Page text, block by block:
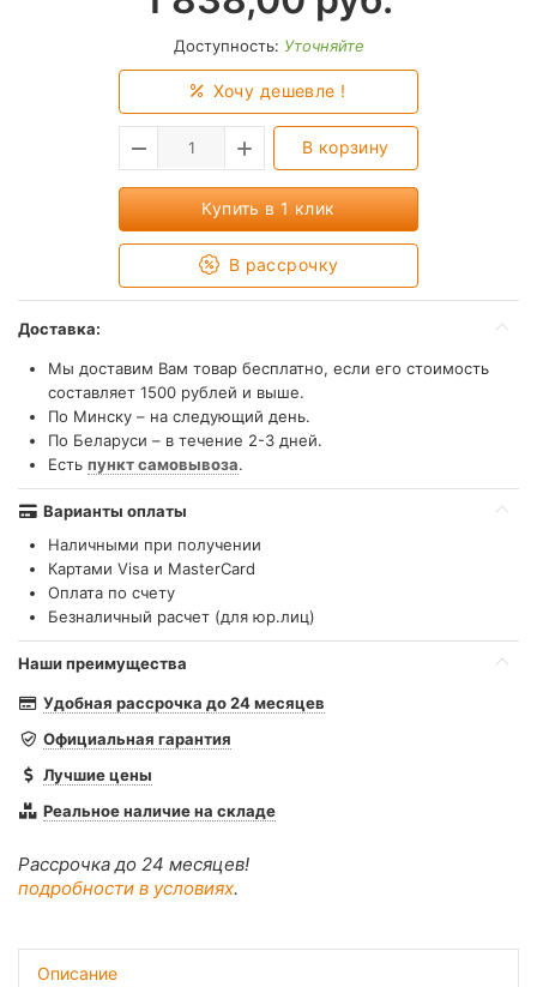
Доступность: Уточняйте
Хочу дешевле !
В корзину
Купить в 1 клик
В рассрочку
Доставка:
Мы доставим Вам товар бесплатно, если его стоимость
составляет 1500 рублей и выше.
По Минску – на следующий день.
По Беларуси – в течение 2-3 дней.
Есть пункт самовывоза.
Варианты оплаты
Наличными при получении
Картами Visa и MasterCard
Оплата по счету
Безналичный расчет (для юр.лиц)
Наши преимущества
Удобная рассрочка до 24 месяцев
Официальная гарантия
Лучшие цены
Реальное наличие на складе
Рассрочка до 24 месяцев!
подробности в условиях.
Описание